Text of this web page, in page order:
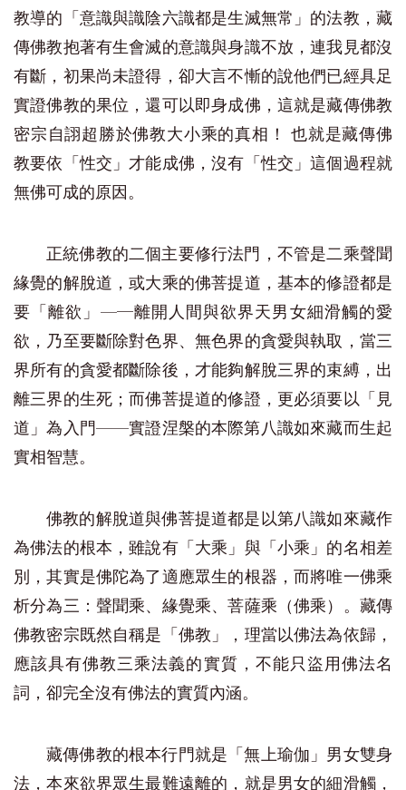
教導的「意識與識陰六識都是生滅無常」的法教，藏
傳佛教抱著有生會滅的意識與身識不放，連我見都沒
有斷，初果尚未證得，卻大言不慚的說他們已經具足
實證佛教的果位，還可以即身成佛，這就是藏傳佛教
密宗自詡超勝於佛教大小乘的真相！ 也就是藏傳佛
教要依「性交」才能成佛，沒有「性交」這個過程就
無佛可成的原因。
正統佛教的二個主要修行法門，不管是二乘聲聞
緣覺的解脫道，或大乘的佛菩提道，基本的修證都是
要「離欲」—─離開人間與欲界天男女細滑觸的愛
欲，乃至要斷除對色界、無色界的貪愛與執取，當三
界所有的貪愛都斷除後，才能夠解脫三界的束縛，出
離三界的生死；而佛菩提道的修證，更必須要以「見
道」為入門——實證涅槃的本際第八識如來藏而生起
實相智慧。
佛教的解脫道與佛菩提道都是以第八識如來藏作
為佛法的根本，雖說有「大乘」與「小乘」的名相差
別，其實是佛陀為了適應眾生的根器，而將唯一佛乘
析分為三：聲聞乘、緣覺乘、菩薩乘（佛乘）。藏傳
佛教密宗既然自稱是「佛教」，理當以佛法為依歸，
應該具有佛教三乘法義的實質，不能只盜用佛法名
詞，卻完全沒有佛法的實質內涵。
藏傳佛教的根本行門就是「無上瑜伽」男女雙身
法，本來欲界眾生最難遠離的，就是男女的細滑觸，